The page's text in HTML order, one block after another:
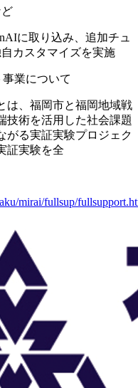
に取り込み、追加チュ
カスタマイズを実施
業について
は、福岡市と福岡地域戦
技術を活用した社会課題
がる実証実験プロジェク
証実験を全
mirai/fullsup/